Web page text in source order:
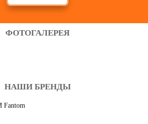
ФОТОГАЛЕРЕЯ
НАШИ БРЕНДЫ